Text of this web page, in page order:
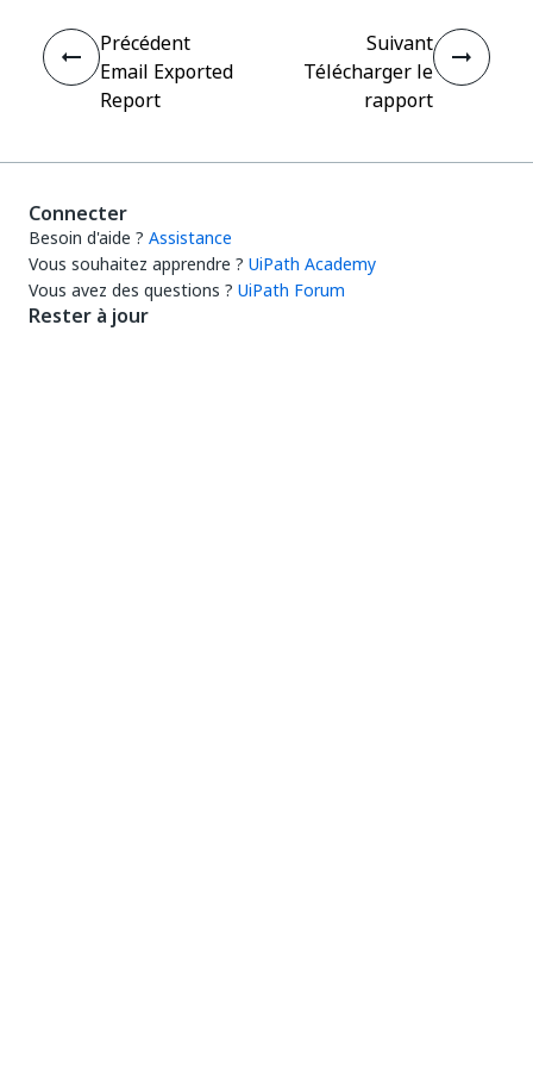
Précédent
Email Exported
Report
Suivant
Télécharger le
rapport
Connecter
Besoin d'aide ? Assistance
Vous souhaitez apprendre ? UiPath Academy
Vous avez des questions ? UiPath Forum
Rester à jour